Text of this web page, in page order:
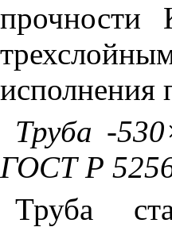
прочности
Труба -
ГОСТ Р
Труба